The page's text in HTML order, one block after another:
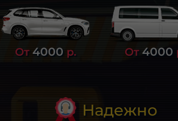
От 4000 р. От4000
Надежно